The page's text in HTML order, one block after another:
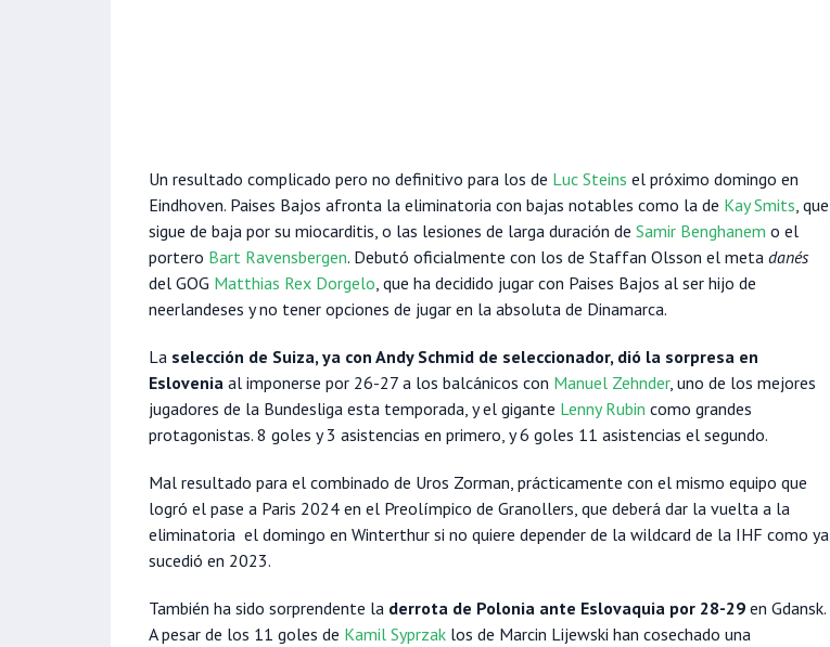
Un resultado complicado pero no definitivo para los de Luc Steins el próximo domingo en
Eindhoven. Paises Bajos afronta la eliminatoria con bajas notables como la de Kay Smits, que
sigue de baja por su miocarditis, o las lesiones de larga duración de Samir Benghanem o el
portero Bart Ravensbergen. Debutó oficialmente con los de Staffan Olsson el meta danés
del GOG Matthias Rex Dorgelo, que ha decidido jugar con Paises Bajos al ser hijo de
neerlandeses y no tener opciones de jugar en la absoluta de Dinamarca.
La selección de Suiza, ya con Andy Schmid de seleccionador, dió la sorpresa en
Eslovenia al imponerse por 26-27 a los balcánicos con Manuel Zehnder, uno de los mejores
jugadores de la Bundesliga esta temporada, y el gigante Lenny Rubin como grandes
protagonistas. 8 goles y 3 asistencias en primero, y 6 goles 11 asistencias el segundo.
Mal resultado para el combinado de Uros Zorman, prácticamente con el mismo equipo que
logró el pase a Paris 2024 en el Preolímpico de Granollers, que deberá dar la vuelta a la
eliminatoria el domingo en Winterthur si no quiere depender de la wildcard de la IHF como ya
sucedió en 2023.
También ha sido sorprendente la derrota de Polonia ante Eslovaquia por 28-29 en Gdansk.
A pesar de los 11 goles de Kamil Syprzak los de Marcin Lijewski han cosechado una